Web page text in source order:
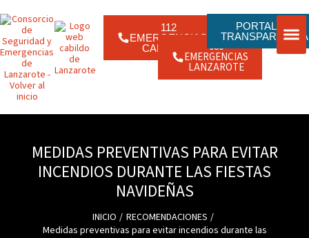
al
contenido
112
EMERGENCIAS
CANARIAS
080
EMERGENCIAS
LANZAROTE
PORTAL DE
TRANSPARENCIA
MEDIDAS PREVENTIVAS PARA EVITAR
INCENDIOS DURANTE LAS FIESTAS
NAVIDEÑAS
INICIO
RECOMENDACIONES
Medidas preventivas para evitar incendios durante las